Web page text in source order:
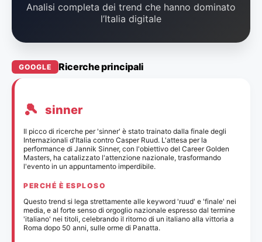
Analisi completa dei trend che hanno dominato
l’Italia digitale
GOOGLE Ricerche principali
🎾 sinner
Il picco di ricerche per 'sinner' è stato trainato dalla finale degli
Internazionali d'Italia contro Casper Ruud. L'attesa per la
performance di Jannik Sinner, con l'obiettivo del Career Golden
Masters, ha catalizzato l'attenzione nazionale, trasformando
l'evento in un appuntamento imperdibile.
PERCHÉ È ESPLOSO
Questo trend si lega strettamente alle keyword 'ruud' e 'finale' nei
media, e al forte senso di orgoglio nazionale espresso dal termine
'italiano' nei titoli, celebrando il ritorno di un italiano alla vittoria a
Roma dopo 50 anni, sulle orme di Panatta.